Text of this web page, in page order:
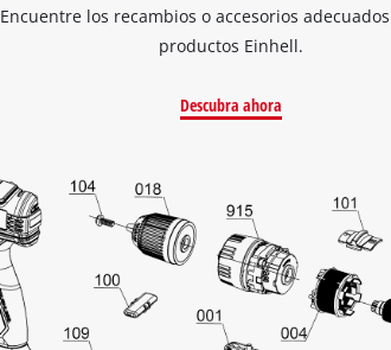
Encuentre los recambios o accesorios
productos Einhell.
Descubra ahora